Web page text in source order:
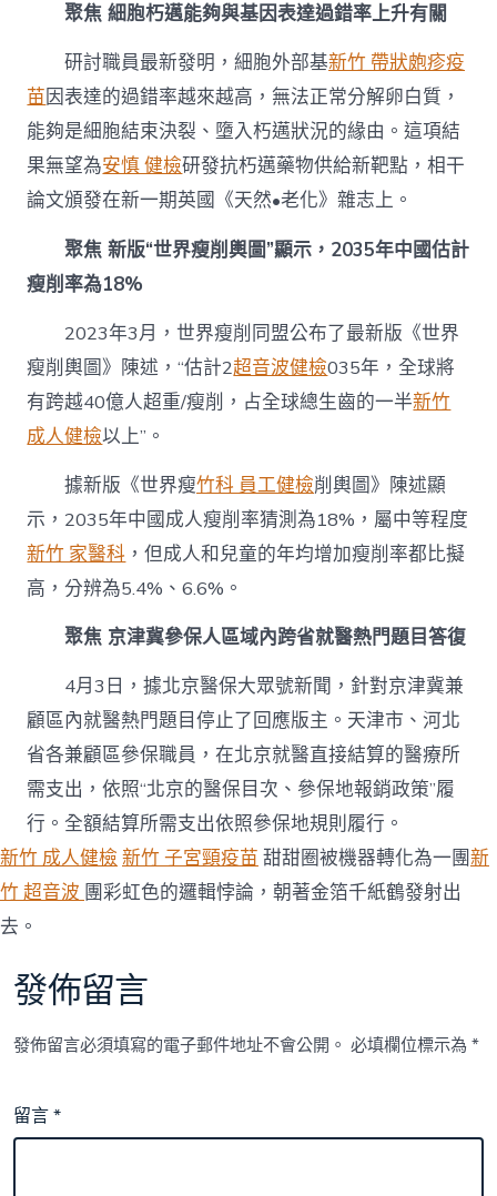
聚焦 細胞朽邁能夠與基因表達過錯率上升有關
研討職員最新發明，細胞外部基新竹 帶狀皰疹疫
苗因表達的過錯率越來越高，無法正常分解卵白質，
能夠是細胞結束決裂、墮入朽邁狀況的緣由。這項結
果無望為安慎 健檢研發抗朽邁藥物供給新靶點，相干
論文頒發在新一期英國《天然•老化》雜志上。
聚焦 新版“世界瘦削輿圖”顯示，2035年中國估計
瘦削率為18%
2023年3月，世界瘦削同盟公布了最新版《世界
瘦削輿圖》陳述，“估計2超音波健檢035年，全球將
有跨越40億人超重/瘦削，占全球總生齒的一半新竹
成人健檢以上”。
據新版《世界瘦竹科 員工健檢削輿圖》陳述顯
示，2035年中國成人瘦削率猜測為18%，屬中等程度
新竹 家醫科 ，但成人和兒童的年均增加瘦削率都比擬
高，分辨為5.4%、6.6%。
聚焦 京津冀參保人區域內跨省就醫熱門題目答復
4月3日，據北京醫保大眾號新聞，針對京津冀兼
顧區內就醫熱門題目停止了回應版主。天津市、河北
省各兼顧區參保職員，在北京就醫直接結算的醫療所
需支出，依照“北京的醫保目次、參保地報銷政策”履
行。全額結算所需支出依照參保地規則履行。
新竹 成人健檢 新竹 子宮頸疫苗 甜甜圈被機器轉化為一團新
竹 超音波 團彩虹色的邏輯悖論，朝著金箔千紙鶴發射出
去。
發佈留言
發佈留言必須填寫的電子郵件地址不會公開。 必填欄位標示為*
留言*